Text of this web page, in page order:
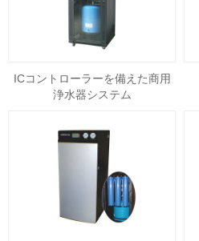
ICコントローラーを備えた商用
浄水器システム